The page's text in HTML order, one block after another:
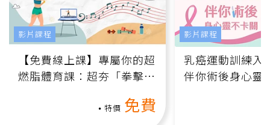
【免費線上課】專屬你的超
燃脂體育課：超夯「拳擊有
特價 免費
影片課程
乳癌運動訓練入
伴你術後身心靈
影片課程